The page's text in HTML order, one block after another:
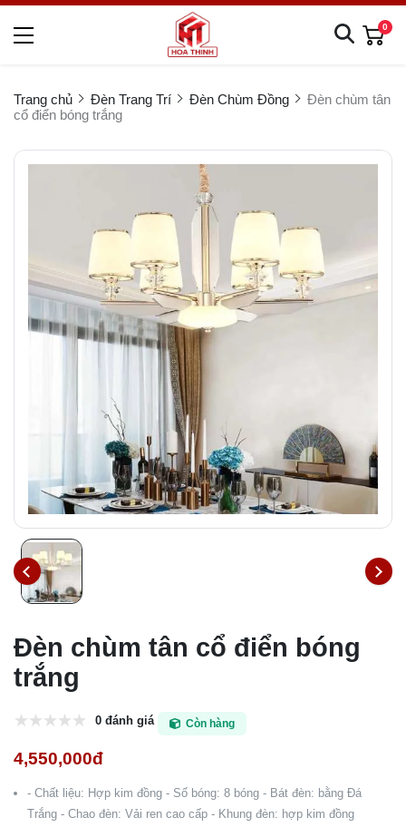
0
Trang chủ Đèn Trang Trí Đèn Chùm Đồng
Đèn chùm tân
cổ điển bóng trắng
Đèn chùm tân cổ điển bóng
trắng
0 đánh giá Còn hàng
4,550,000đ
- Chất liệu: Hợp kim đồng - Số bóng: 8 bóng - Bát đèn: bằng Đá
Trắng - Chao đèn: Vải ren cao cấp - Khung đèn: hợp kim đồng